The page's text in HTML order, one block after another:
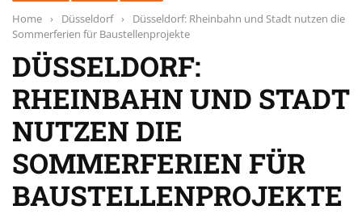
Home › Düsseldorf ›
Düsseldorf: Rheinbahn und Stadt nutzen die
Sommerferien für Baustellenprojekte
DÜSSELDORF:
RHEINBAHN UND STADT
NUTZEN DIE
SOMMERFERIEN FÜR
BAUSTELLENPROJEKTE